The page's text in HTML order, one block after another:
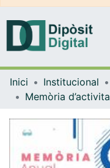
Inici Institucional